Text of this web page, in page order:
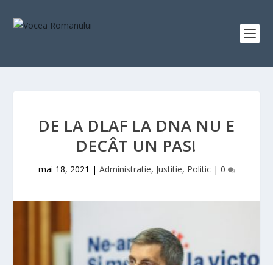
DE LA DLAF LA DNA NU E
DECÂT UN PAS!
mai 18, 2021 | Administratie, Justitie, Politic| 0